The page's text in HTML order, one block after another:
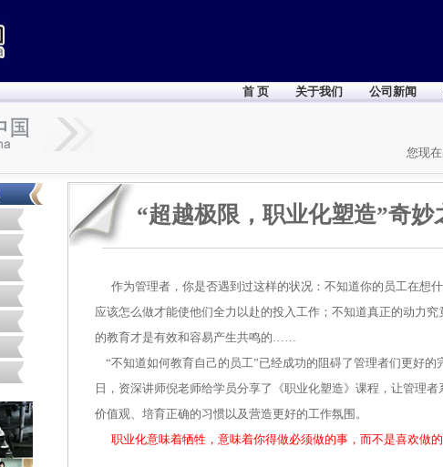
首 页 关于我们 公司新闻
您现在
“超越极限，职业化塑造”奇妙
作为管理者，你是否遇到过这样的状况：不知道你的员工在想
应该怎么做才能使他们全力以赴的投入工作；不知道真正的动力
的教育才是有效和容易产生共鸣的……
“不知道如何教育自己的员工”已经成功的阻碍了管理者们更好的
日，资深讲师倪老师给学员分享了《职业化塑造》课程，让管理
价值观、培育正确的习惯以及营造更好的工作氛围。
职业化意味着牺牲，意味着你得做必须做的事，而不是喜欢做的